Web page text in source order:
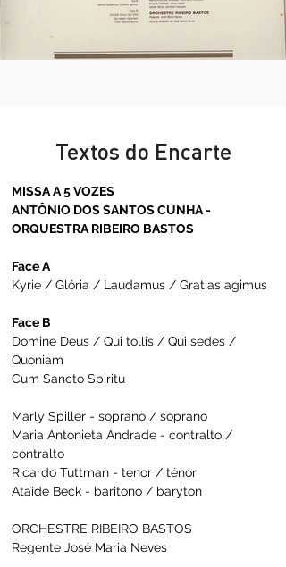
Textos do Encarte
MISSA A 5 VOZES
ANTÔNIO DOS SANTOS CUNHA -
ORQUESTRA RIBEIRO BASTOS
Face A
Kyrie / Glória / Laudamus / Gratias agimus
Face B
Domine Deus / Qui tollis / Qui sedes /
Quoniam
Cum Sancto Spiritu
Marly Spiller - soprano / soprano
Maria Antonieta Andrade - contralto /
contralto
Ricardo Tuttman - tenor / ténor
Ataide Beck - baritono / baryton
ORCHESTRE RIBEIRO BASTOS
Regente José Maria Neves